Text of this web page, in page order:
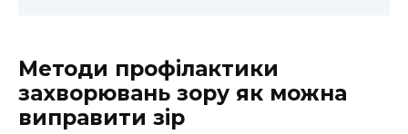
Методи профілактики
захворювань зору як можна
виправити зір